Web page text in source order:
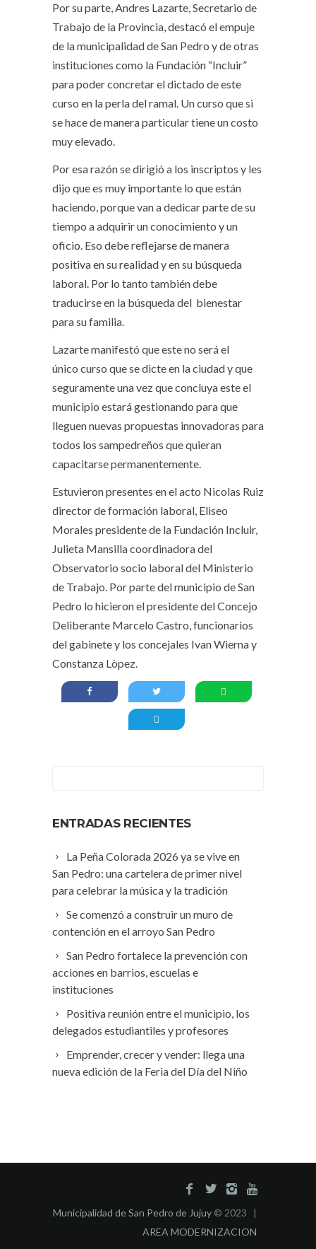
Por su parte, Andres Lazarte, Secretario de
Trabajo de la Provincia, destacó el empuje
de la municipalidad de San Pedro y de otras
instituciones como la Fundación “Incluir”
para poder concretar el dictado de este
curso en la perla del ramal. Un curso que si
se hace de manera particular tiene un costo
muy elevado.
Por esa razón se dirigió a los inscriptos y les
dijo que es muy importante lo que están
haciendo, porque van a dedicar parte de su
tiempo a adquirir un conocimiento y un
oficio. Eso debe reflejarse de manera
positiva en su realidad y en su búsqueda
laboral. Por lo tanto también debe
traducirse en la búsqueda del bienestar
para su familia.
Lazarte manifestó que este no será el
único curso que se dicte en la ciudad y que
seguramente una vez que concluya este el
municipio estará gestionando para que
lleguen nuevas propuestas innovadoras para
todos los sampedreños que quieran
capacitarse permanentemente.
Estuvieron presentes en el acto Nicolas Ruiz
director de formación laboral, Eliseo
Morales presidente de la Fundación Incluir,
Julieta Mansilla coordinadora del
Observatorio socio laboral del Ministerio
de Trabajo. Por parte del municipio de San
Pedro lo hicieron el presidente del Concejo
Deliberante Marcelo Castro, funcionarios
del gabinete y los concejales Ivan Wierna y
Constanza Lòpez.
ENTRADAS RECIENTES
La Peña Colorada 2026 ya se vive en
San Pedro: una cartelera de primer nivel
para celebrar la música y la tradición
Se comenzó a construir un muro de
contención en el arroyo San Pedro
San Pedro fortalece la prevención con
acciones en barrios, escuelas e
instituciones
Positiva reunión entre el municipio, los
delegados estudiantiles y profesores
Emprender, crecer y vender: llega una
nueva edición de la Feria del Día del Niño
Municipalidad de San Pedro de Jujuy © 2023 |
AREA MODERNIZACION